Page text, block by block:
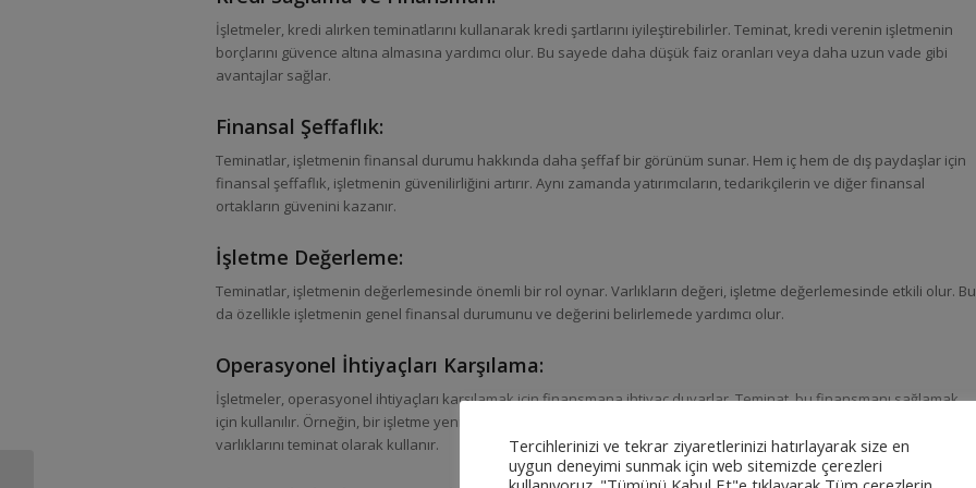
İşletmeler, kredi alırken teminatlarını kullanarak kredi şartlarını iyileştirebilirler. Teminat, kredi verenin işletmenin
borçlarını güvence altına almasına yardımcı olur. Bu sayede daha düşük faiz oranları veya daha uzun vade gibi
avantajlar sağlar.
Finansal Şeffaflık:
Teminatlar, işletmenin finansal durumu hakkında daha şeffaf bir görünüm sunar. Hem iç hem de dış paydaşlar için
finansal şeffaflık, işletmenin güvenilirliğini artırır. Aynı zamanda yatırımcıların, tedarikçilerin ve diğer finansal
ortakların güvenini kazanır.
İşletme Değerleme:
Teminatlar, işletmenin değerlemesinde önemli bir rol oynar. Varlıkların değeri, işletme değerlemesinde etkili olur. Bu
da özellikle işletmenin genel finansal durumunu ve değerini belirlemede yardımcı olur.
Operasyonel İhtiyaçları Karşılama:
İşletmeler, operasyonel ihtiyaçları karşılamak için finansmana ihtiyaç duyarlar. Teminat, bu finansmanı sağlamak
için kullanılır. Örneğin, bir işletme yeni ekipman almak veya genişleme projeleri için finansman sağlamak için
varlıklarını teminat olarak kullanır.
Tercihlerinizi ve tekrar ziyaretlerinizi hatırlayarak size en
uygun deneyimi sunmak için web sitemizde çerezleri